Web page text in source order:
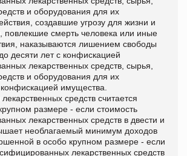
и оборудования для их
создавшие угрозу для жизни и
повлекшие смерть человека или иные
наказываются лишением свободы
десяти лет с конфискацией
лекарственных средств, сырья,
и оборудования для их
имущества.
средств считается
размере - если стоимость
лекарственных средств в двести и
необлагаемый минимум доходов
в особо крупном размере - если
лекарственных средств